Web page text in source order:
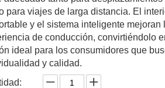
para viajes de larga distancia. El
y el sistema inteligente mejoran
de conducción, convirtiéndolo
ideal para los consumidores que
y calidad.